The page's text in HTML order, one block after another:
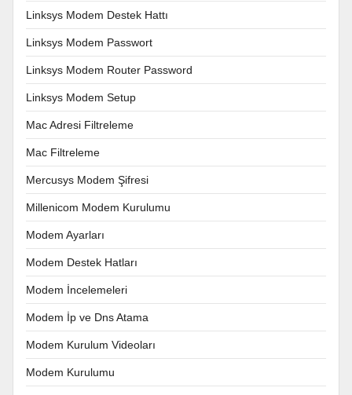
Linksys Modem Destek Hattı
Linksys Modem Passwort
Linksys Modem Router Password
Linksys Modem Setup
Mac Adresi Filtreleme
Mac Filtreleme
Mercusys Modem Şifresi
Millenicom Modem Kurulumu
Modem Ayarları
Modem Destek Hatları
Modem İncelemeleri
Modem İp ve Dns Atama
Modem Kurulum Videoları
Modem Kurulumu